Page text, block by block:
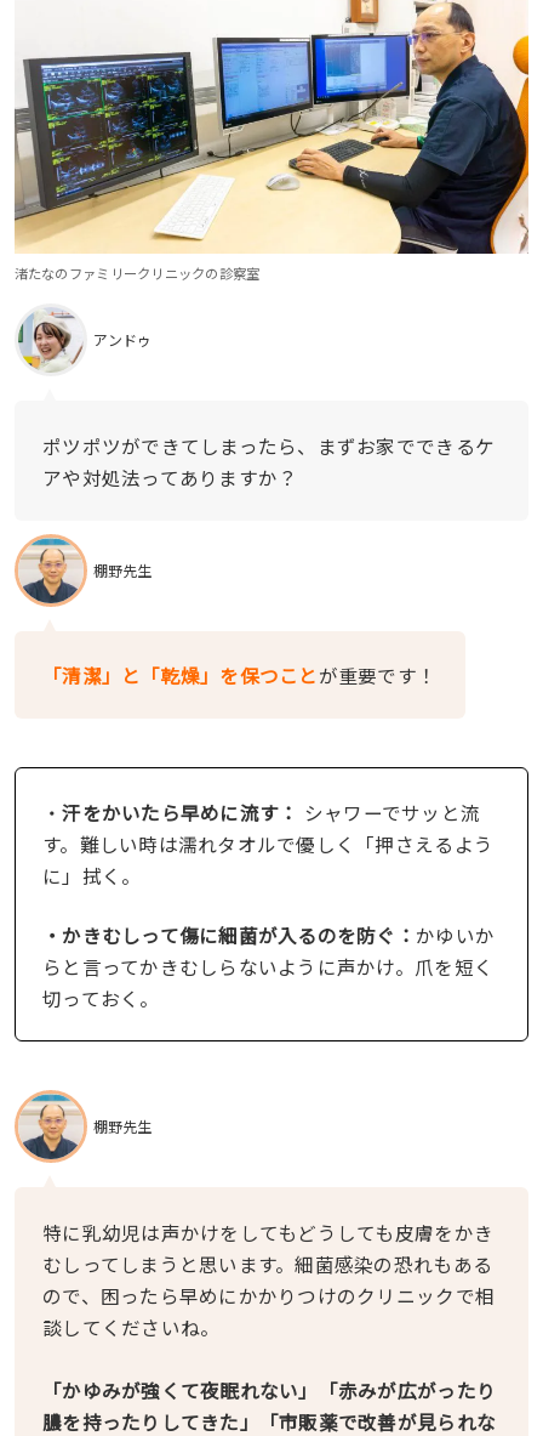
渚たなのファミリークリニックの診察室
アンドゥ
ポツポツができてしまったら、まずお家でできるケ
アや対処法ってありますか？
棚野先生
「清潔」と「乾燥」を保つことが重要です！
・汗をかいたら早めに流す： シャワーでサッと流
す。難しい時は濡れタオルで優しく「押さえるよう
に」拭く。
・かきむしって傷に細菌が入るのを防ぐ： かゆいか
らと言ってかきむしらないように声かけ。爪を短く
切っておく。
棚野先生
特に乳幼児は声かけをしてもどうしても皮膚をかき
むしってしまうと思います。細菌感染の恐れもある
ので、困ったら早めにかかりつけのクリニックで相
談してくださいね。
「かゆみが強くて夜眠れない」「赤みが広がったり
膿を持ったりしてきた」「市販薬で改善が見られな